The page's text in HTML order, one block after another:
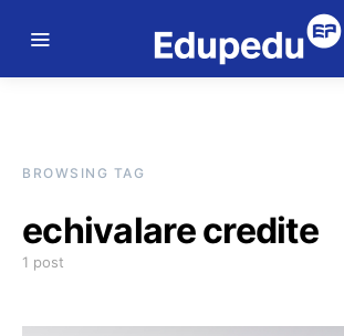
BROWSING TAG
echivalare credite
1 post